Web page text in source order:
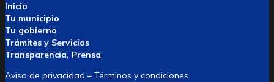
Inicio
Tu municipio
Tu gobierno
Trámites y Servicios
Transparencia, Prensa
Aviso de privacidad – Términos y condiciones